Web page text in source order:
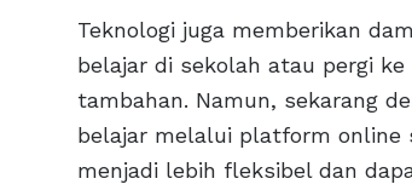
Teknologi juga memberikan
belajar di sekolah atau pergi
tambahan. Namun, sekarang
belajar melalui platform online
menjadi lebih fleksibel dan